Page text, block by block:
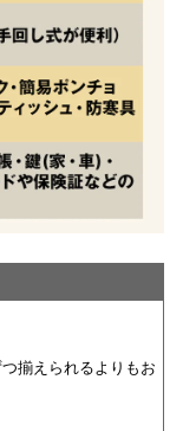
揃えられるよりもお